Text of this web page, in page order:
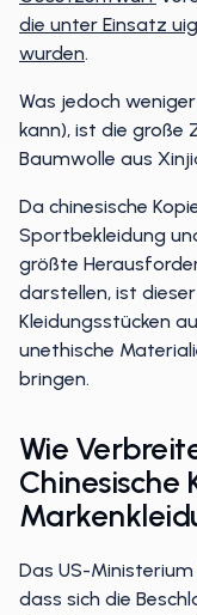
die unter Einsatz
wurden.
Was jedoch
kann), ist die große
Baumwolle aus
Da chinesische
Sportbekleidung
größte
darstellen, ist
Kleidungsstücken
unethische
bringen.
Wie
Chinesische
Das US-
dass sich die